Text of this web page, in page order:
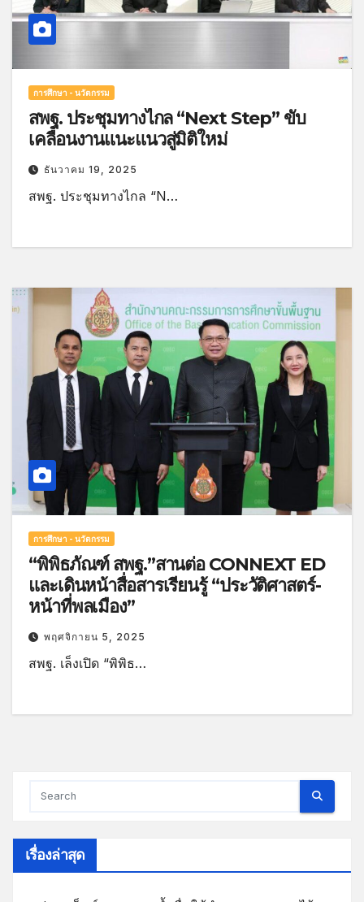
การศึกษา - นวัตกรรม
สพฐ. ประชุมทางไกล “Next Step” ขับ
เคลื่อนงานแนะแนวสู่มิติใหม่
ธันวาคม 19, 2025
สพฐ. ประชุมทางไกล “N…
การศึกษา - นวัตกรรม
“พิพิธภัณฑ์ สพฐ.”สานต่อ CONNEXT ED
และเดินหน้าสื่อสารเรียนรู้ “ประวัติศาสตร์-
หน้าที่พลเมือง”
พฤศจิกายน 5, 2025
สพฐ. เล็งเปิด “พิพิธ…
เรื่องล่าสุด